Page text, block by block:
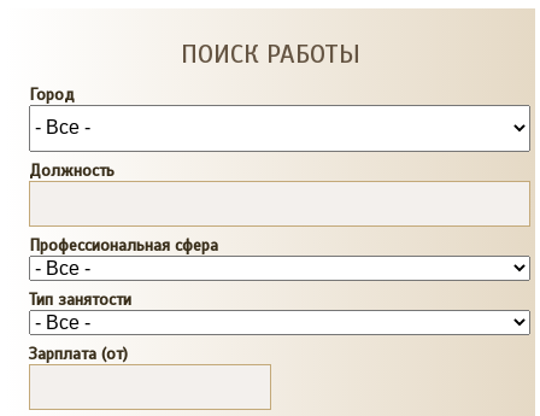
ПОИСК РАБОТЫ
Город
Должность
Профессиональная сфера
Тип занятости
Зарплата (от)